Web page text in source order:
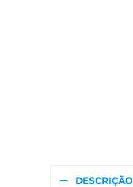
DESCRIÇÃO